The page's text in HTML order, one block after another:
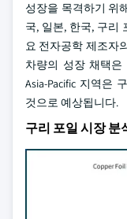
성장을 목격하기 위
국, 일본, 한국, 구리
요 전자공학 제조자
차량의 성장 채택
Asia-Pacific 지역은
것으로 예상됩니다.
구리 포일 시장 분